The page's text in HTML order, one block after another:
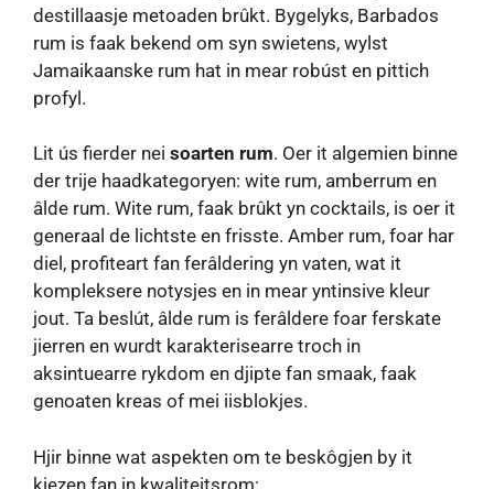
destillaasje metoaden brûkt. Bygelyks, Barbados
rum is faak bekend om syn swietens, wylst
Jamaikaanske rum hat in mear robúst en pittich
profyl.
Lit ús fierder nei soarten rum. Oer it algemien binne
der trije haadkategoryen: wite rum, amberrum en
âlde rum. Wite rum, faak brûkt yn cocktails, is oer it
generaal de lichtste en frisste. Amber rum, foar har
diel, profiteart fan ferâldering yn vaten, wat it
kompleksere notysjes en in mear yntinsive kleur
jout. Ta beslút, âlde rum is ferâldere foar ferskate
jierren en wurdt karakterisearre troch in
aksintuearre rykdom en djipte fan smaak, faak
genoaten kreas of mei iisblokjes.
Hjir binne wat aspekten om te beskôgjen by it
kiezen fan in kwaliteitsrom: